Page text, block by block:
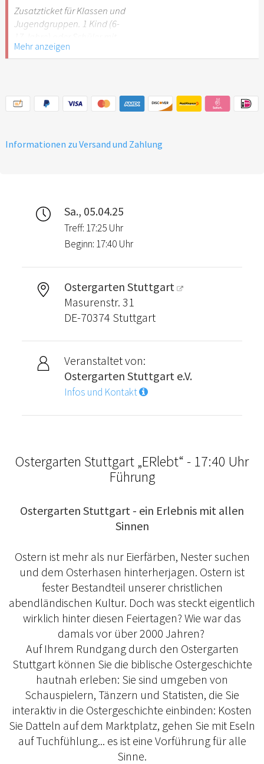
Stuttgart nicht
empfehlenswert.
Zusatzticket für Klassen und
Jugendgruppen. 1 Kind (6-
Schülerausweis.
Stuttgart nicht
empfehlenswert.
Mehr anzeigen
Informationen zu Versand und Zahlung
Sa., 05.04.25
Treff: 17:25 Uhr
Beginn: 17:40 Uhr
Ostergarten Stuttgart
Masurenstr. 31
DE-70374 Stuttgart
Veranstaltet von:
Ostergarten Stuttgart e.V.
Infos und Kontakt
Ostergarten Stuttgart „ERlebt“ - 17:40 Uhr
Führung
Ostergarten Stuttgart - ein Erlebnis mit allen
Sinnen
Ostern ist mehr als nur Eierfärben, Nester suchen
und dem Osterhasen hinterherjagen. Ostern ist
fester Bestandteil unserer christlichen
abendländischen Kultur. Doch was steckt eigentlich
wirklich hinter diesen Feiertagen? Wie war das
damals vor über 2000 Jahren?
Auf Ihrem Rundgang durch den Ostergarten
Stuttgart können Sie die biblische Ostergeschichte
hautnah erleben: Sie sind umgeben von
Schauspielern, Tänzern und Statisten, die Sie
interaktiv in die Ostergeschichte einbinden: Kosten
Sie Datteln auf dem Marktplatz, gehen Sie mit Eseln
auf Tuchfühlung... es ist eine Vorführung für alle
Sinne.